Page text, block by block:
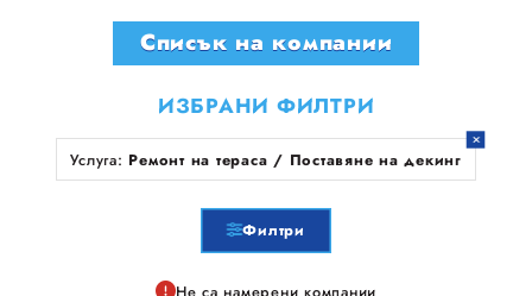
ЗА НАС
Списък на компании
ИЗБРАНИ ФИЛТРИ
Услуга: Ремонт на тераса / Поставяне на декинг
Филтри
Не са намерени компании